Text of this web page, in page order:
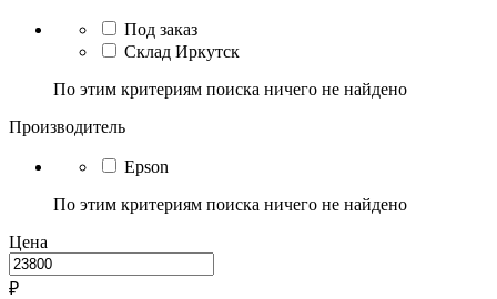
Под заказ
Склад Иркутск
По этим критериям поиска ничего не найдено
Производитель
Epson
По этим критериям поиска ничего не найдено
Цена
₽